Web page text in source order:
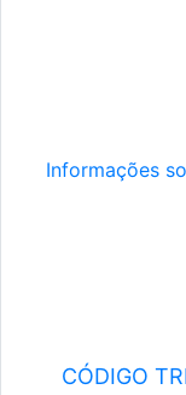
Informações
CÓDIGO